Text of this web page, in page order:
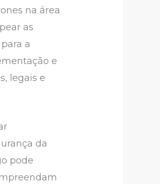
na área
as
a
e
legais e
da
pode